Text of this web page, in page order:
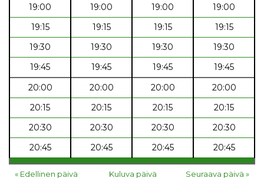
19:00
19:00 19:00
19:00
19:15
19:15 19:15
19:15
19:30
19:30 19:30
19:30
19:45
19:45 19:45
19:45
20:00
20:00 20:00
20:00
20:15
20:15 20:15
20:15
20:30
20:30 20:30
20:30
20:45
20:45 20:45 20:45
« Edellinen päivä Kuluva päivä Seuraava päivä »